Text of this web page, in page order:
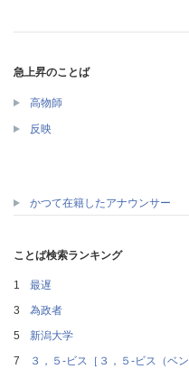
急上昇のことば
高物師
反映
かつて在籍したアナウンサー
ことば検索ランキング
最遅
為政者
新潟大学
３，５‐ビス［３，５‐ビス（ベン